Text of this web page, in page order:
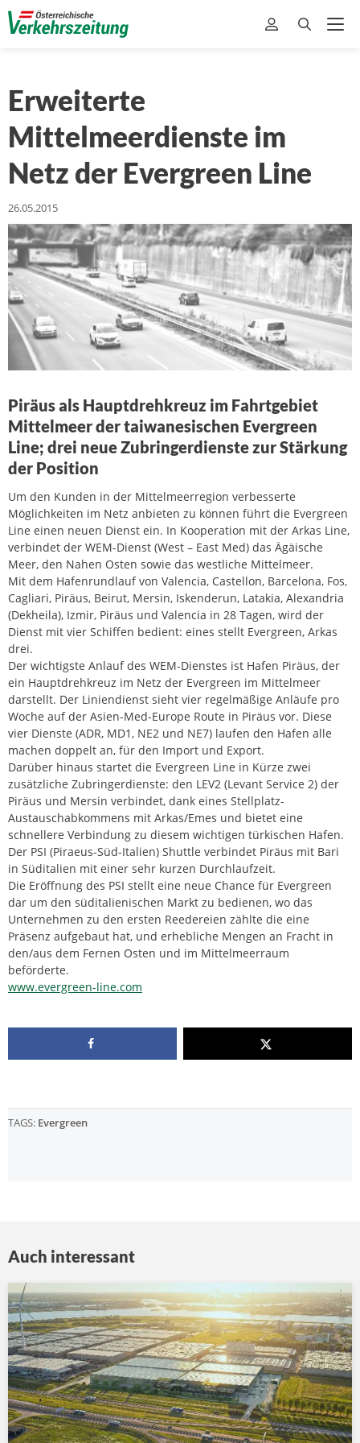
Erweiterte
Mittelmeerdienste im
Netz der Evergreen Line
26.05.2015
Piräus als Hauptdrehkreuz im Fahrtgebiet
Mittelmeer der taiwanesischen Evergreen
Line; drei neue Zubringerdienste zur Stärkung
der Position
Um den Kunden in der Mittelmeerregion verbesserte
Möglichkeiten im Netz anbieten zu können führt die Evergreen
Line einen neuen Dienst ein. In Kooperation mit der Arkas Line,
verbindet der WEM-Dienst (West – East Med) das Ägäische
Meer, den Nahen Osten sowie das westliche Mittelmeer.
Mit dem Hafenrundlauf von Valencia, Castellon, Barcelona, Fos,
Cagliari, Piräus, Beirut, Mersin, Iskenderun, Latakia, Alexandria
(Dekheila), Izmir, Piräus und Valencia in 28 Tagen, wird der
Dienst mit vier Schiffen bedient: eines stellt Evergreen, Arkas
drei.
Der wichtigste Anlauf des WEM-Dienstes ist Hafen Piräus, der
ein Hauptdrehkreuz im Netz der Evergreen im Mittelmeer
darstellt. Der Liniendienst sieht vier regelmäßige Anläufe pro
Woche auf der Asien-Med-Europe Route in Piräus vor. Diese
vier Dienste (ADR, MD1, NE2 und NE7) laufen den Hafen alle
machen doppelt an, für den Import und Export.
Darüber hinaus startet die Evergreen Line in Kürze zwei
zusätzliche Zubringerdienste: den LEV2 (Levant Service 2) der
Piräus und Mersin verbindet, dank eines Stellplatz-
Austauschabkommens mit Arkas/Emes und bietet eine
schnellere Verbindung zu diesem wichtigen türkischen Hafen.
Der PSI (Piraeus-Süd-Italien) Shuttle verbindet Piräus mit Bari
in Süditalien mit einer sehr kurzen Durchlaufzeit.
Die Eröffnung des PSI stellt eine neue Chance für Evergreen
dar um den süditalienischen Markt zu bedienen, wo das
Unternehmen zu den ersten Reedereien zählte die eine
Präsenz aufgebaut hat, und erhebliche Mengen an Fracht in
den/aus dem Fernen Osten und im Mittelmeerraum
beförderte.
www.evergreen-line.com
TAGS: Evergreen
Auch interessant